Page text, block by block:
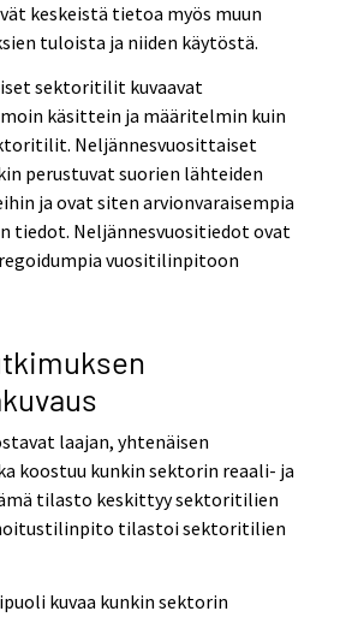
keskeistä tietoa myös muun
tuloista ja niiden käytöstä.
sektoritilit kuvaavat
käsittein ja määritelmin kuin
Neljännesvuosittaiset
perustuvat suorien lähteiden
ja ovat siten arvionvaraisempia
tiedot. Neljännesvuositiedot ovat
vuositilinpitoon
laajan, yhtenäisen
koostuu kunkin sektorin reaali- ja
tilasto keskittyy sektoritilien
tilastoi sektoritilien
kuvaa kunkin sektorin